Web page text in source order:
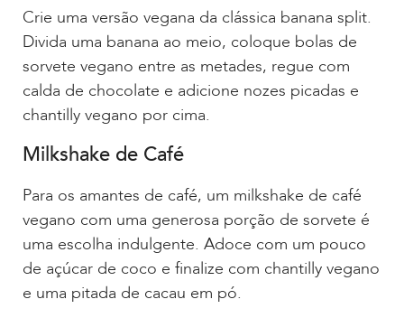
Crie uma versão vegana da clássica banana split.
Divida uma banana ao meio, coloque bolas de
sorvete vegano entre as metades, regue com
calda de chocolate e adicione nozes picadas e
chantilly vegano por cima.
Milkshake de Café
Para os amantes de café, um milkshake de café
vegano com uma generosa porção de sorvete é
uma escolha indulgente. Adoce com um pouco
de açúcar de coco e finalize com chantilly vegano
e uma pitada de cacau em pó.